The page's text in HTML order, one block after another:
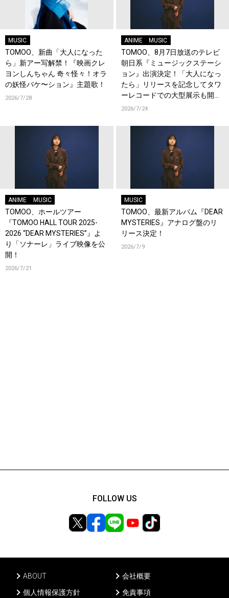
MUSIC
TOMOO、新曲「大人になった
ら」新アー写解禁！『映画クレ
ヨンしんちゃん 奇々怪々！オラ
の妖怪バケ〜ション』主題歌！
2026/7/28
ANIME MUSIC
TOMOO、8月7日放送のテレビ
朝日系『ミュージックステーシ
ョン』出演決定！「大人になっ
たら」リリースを記念してタワ
ーレコードでの大型展示も開
催！
2026/7/24
ANIME MUSIC
TOMOO、ホールツアー
『TOMOO HALL TOUR 2025-
2026 “DEAR MYSTERIES”』よ
り「ソナーレ」ライブ映像を公
開！
2026/7/21
MUSIC
TOMOO、最新アルバム『DEAR
MYSTERIES』アナログ盤のリ
リース決定！
2026/7/9
ABOUT
会社概要
個人情報保護方針
免責事項
FOLLOW US